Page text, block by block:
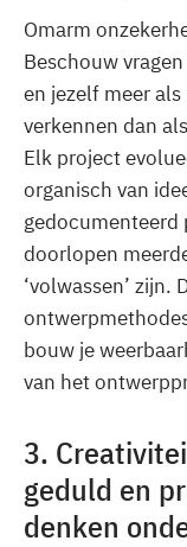
Omarm
Beschouw
en jezelf meer
verkennen dan
Elk project
organisch van
gedocumenteerd
doorlopen
‘volwassen’ zijn.
bouw je
van het
3.
geduld en
denken